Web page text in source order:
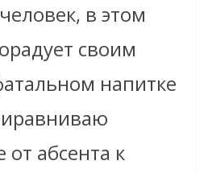
в этом
своим
напитке
от абсента к